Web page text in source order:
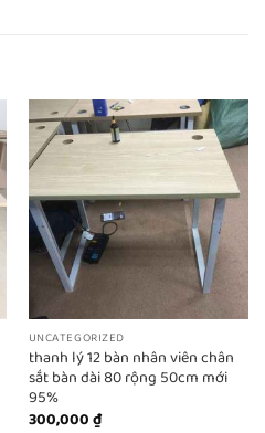
UNCATEGORIZED
thanh lý 12 bàn nhân viên chân
sắt bàn dài 80 rộng 50cm mới
95%
300,000₫